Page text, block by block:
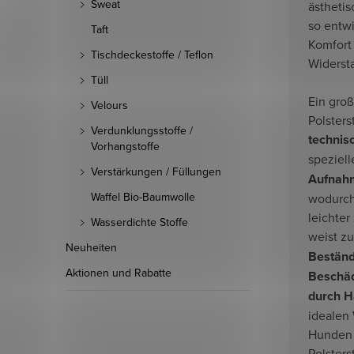
Sweat
Taft
Tischdeckestoffe / Teflon
Tüll
Velours
Verdunklungsstoffe /
Vorhangstoffe
Verstärkungen / Füllungen
Waffel Bio-Baumwolle
Wasserdichte Stoffe
Neuheiten
Aktionen und Rabatte
so
Ein
leichter
weist
durch
idealen